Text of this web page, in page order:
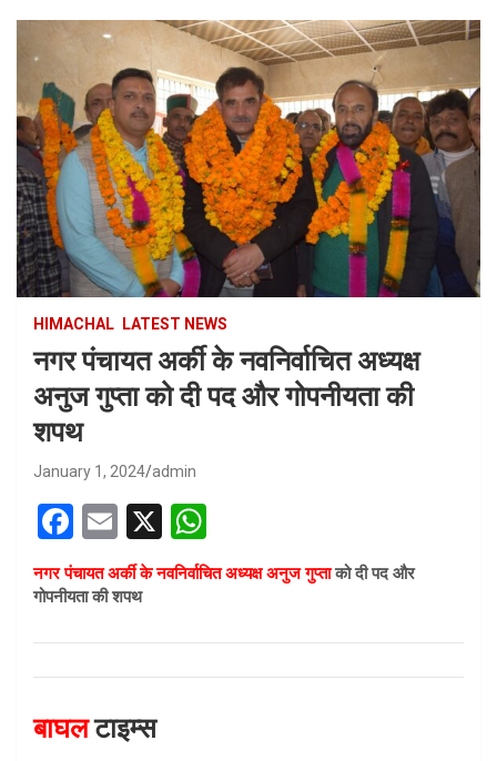
HIMACHAL LATEST NEWS
नगर पंचायत अर्की के नवनिर्वाचित अध्यक्ष
अनुज गुप्ता को दी पद और गोपनीयता की
शपथ
January 1, 2024 admin
F
a
ce
k
E
m
ail
X
h
at
नगर पंचायत अर्की के नवनिर्वाचित अध्यक्ष अनुज गुप्ताको दी पद और
गोपनीयता की शपथ
बाघलटाइम्स